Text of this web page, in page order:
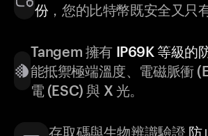
份，您的比特幣既安全又只
Tangem 擁有 IP69K 等級的
能抵禦極端溫度、電磁脈衝
電 (ESC) 與 X 光。
存取碼與生物辨識驗證 防